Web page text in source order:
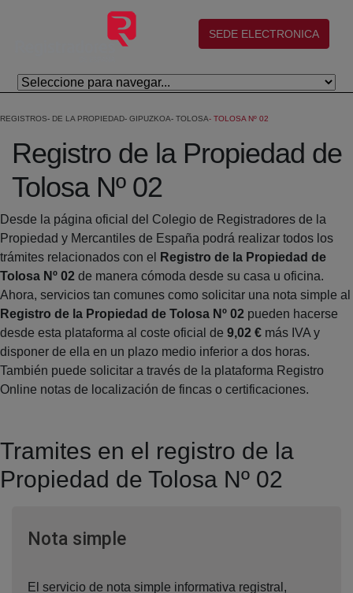
Salta al contingut principal
(abre en nueva ventana)
SEDE ELECTRONICA
REGISTROS DE LA PROPIEDAD GIPUZKOA TOLOSA TOLOSA Nº 02
Registro de la Propiedad de
Tolosa Nº 02
Desde la página oficial del Colegio de Registradores de la
Propiedad y Mercantiles de España podrá realizar todos los
trámites relacionados con el
Registro de la Propiedad de
Tolosa Nº 02 de manera cómoda desde su casa u oficina.
Ahora, servicios tan comunes como solicitar una nota simple al
Registro de la Propiedad de Tolosa Nº 02 pueden hacerse
desde esta plataforma al coste oficial de 9,02 € más IVA y
disponer de ella en un plazo medio inferior a dos horas.
También puede solicitar a través de la plataforma Registro
Online notas de localización de fincas o certificaciones.
Tramites en el registro de la
Propiedad de Tolosa Nº 02
Nota simpleVentana nueva
El servicio de nota simple informativa registral,